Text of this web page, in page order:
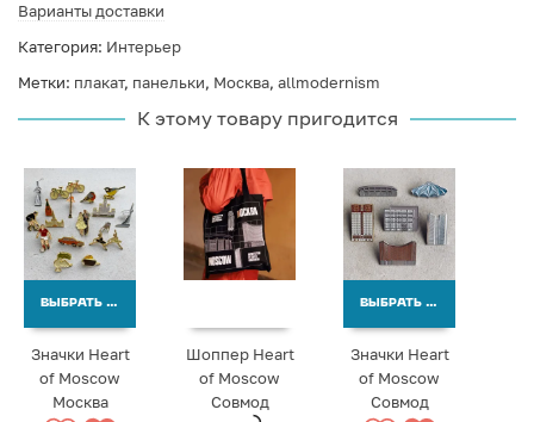
Варианты доставки
Категория: Интерьер
Метки: плакат, панельки, Москва, allmodernism
К этому товару пригодится
ВЫБРАТЬ ВАРИАНТЫ
Значки Heart
of Moscow
Москва
Шоппер Heart
of Moscow
Совмод
ВЫБРАТЬ ВАРИАНТЫ
Значки Heart
of Moscow
Совмод